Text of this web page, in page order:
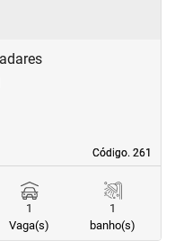
Código. 261
Código. 261
1
Vaga(s)
1
banho(s)